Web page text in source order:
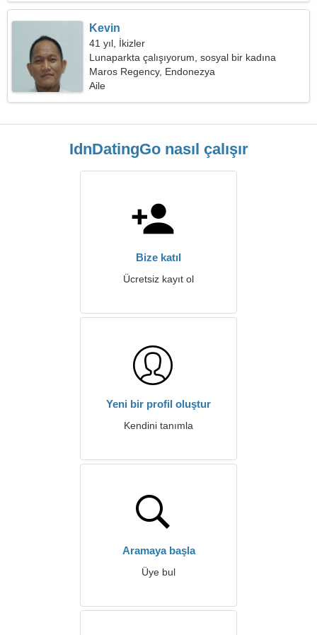
Kevin
41 yıl, İkizler
Lunaparkta çalışıyorum, sosyal bir kadına
ihtiyacım var
Maros Regency, Endonezya
Aile
IdnDatingGo nasıl çalışır
Bize katıl
Ücretsiz kayıt ol
Yeni bir profil oluştur
Kendini tanımla
Aramaya başla
Üye bul